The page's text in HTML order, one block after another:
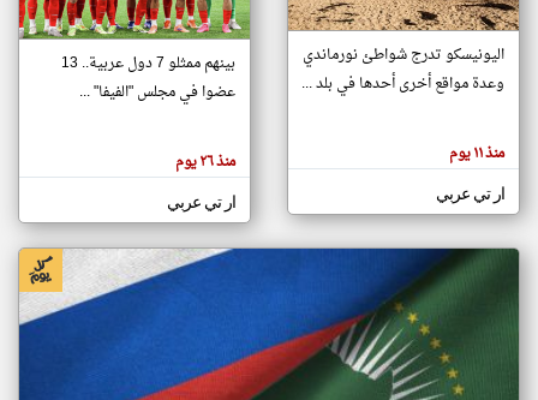
تغيير الدولة
اخبار جزر القمر على مدار الساعة
أهم اخبار جزر القمر العاجلة والمباشرة
هنا عن
وجهة
كاتبيها.
اليونيسكو تدرج شواطئ نورماندي
وعدة مواقع أخرى أحدها في بلد ...
منذ ١١ يوم
ار تي عربي
بينهم ممثلو 7 دول عربية.. 13
عضوا في مجلس "الفيفا" ...
منذ ٢٦ يوم
ار تي عربي
klyoum.com